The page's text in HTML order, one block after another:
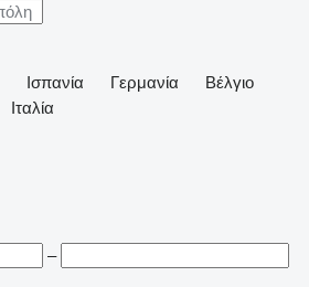
Ισπανία Γερμανία
Βέλγιο
Ιταλία
–